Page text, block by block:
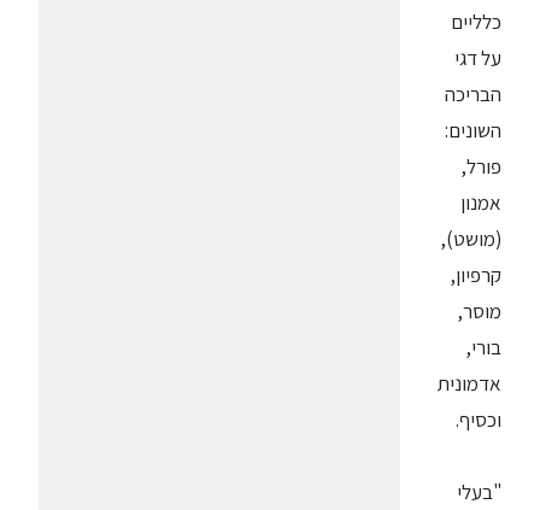
כלליים
על דגי
הבריכה
השונים:
פורל,
אמנון
(מושט),
קרפיון,
מוסר,
בורי,
אדמונית
וכסיף.
"בעלי